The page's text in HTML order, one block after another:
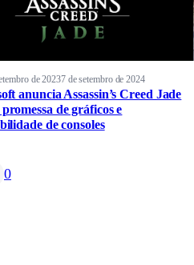
de 20237 de setembro de 2024
anuncia Assassin’s Creed Jade
de gráficos e
de consoles
0